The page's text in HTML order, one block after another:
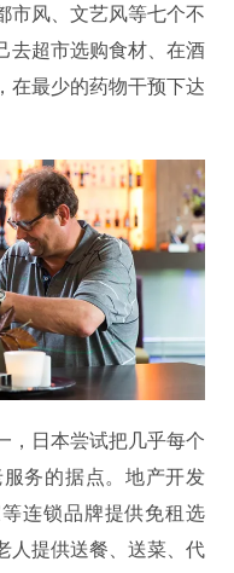
市风、文艺风等七个不
去超市选购食材、在酒
在最少的药物干预下达
，日本尝试把几乎每个
务的据点。地产开发
连锁品牌提供免租选
人提供送餐、送菜、代